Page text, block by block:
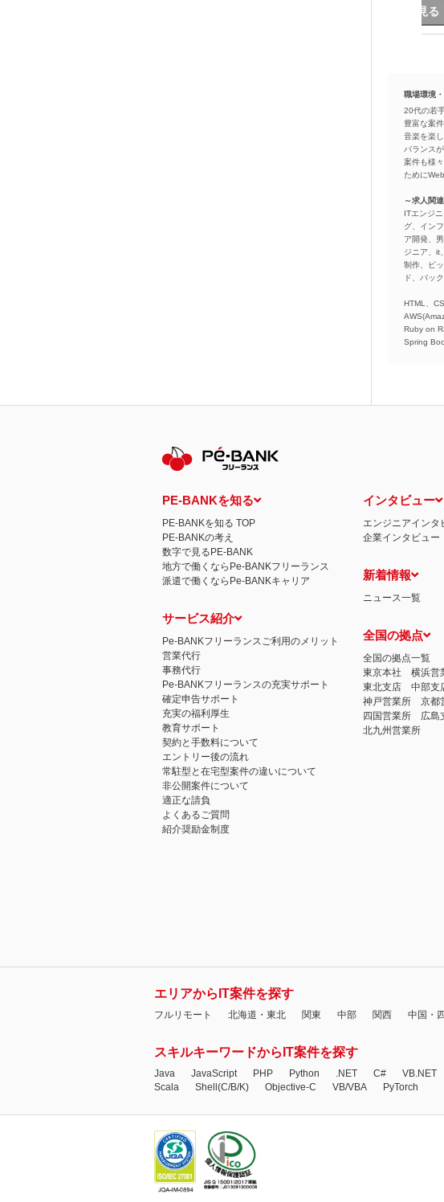
詳細を見る
職場環境
20代の若
豊富な案
音楽を楽
バランス
案件も様
ために
～求人関
ITエンジ
グ、イン
ア開発、
ジニア、it
制作、ビ
ド、バッ
HTML、
Ruby on
Spring
PE-BANKを知る
PE-BANKを知る TOP
PE-BANKの考え
数字で見るPE-BANK
地方で働くならPe-BANKフリーランス
派遣で働くならPe-BANKキャリア
サービス紹介
Pe-BANKフリーランスご利用のメリット
営業代行
事務代行
Pe-BANKフリーランスの充実サポート
確定申告サポート
充実の福利厚生
教育サポート
契約と手数料について
エントリー後の流れ
常駐型と在宅型案件の違いについて
非公開案件について
適正な請負
よくあるご質問
紹介奨励金制度
インタビュー
エンジニアインタ
企業インタビュー
新着情報
ニュース一覧
全国の拠点
全国の拠点一覧
東京本社
横浜営
東北支店
中部支
神戸営業所
京都
四国営業所
広島
北九州営業所
エリアからIT案件を探す
フルリモート 北海道・東北 関東 中部 関西 中国・
スキルキーワードからIT案件を探す
Java JavaScript PHP Python .NET C# VB.NET
Scala
Shell(C/B/K) Objective-C VB/VBA PyTorch